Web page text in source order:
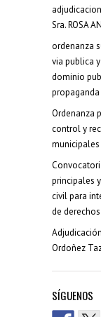
Sra. ROSA
ordenanza
via publica
dominio
Ordenanza
control y
principales
civil para
de
Ordoñez
SÍGUENOS